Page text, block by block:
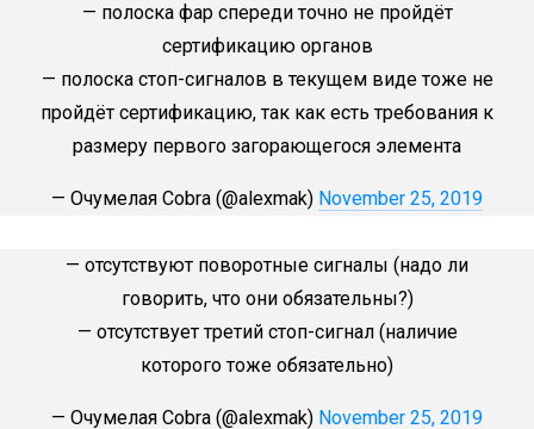
— полоска фар спереди точно не пройдёт
сертификацию органов
— полоска стоп-сигналов в текущем виде тоже не
пройдёт сертификацию, так как есть требования к
размеру первого загорающегося элемента
— Очумелая Cobra (@alexmak) November 25, 2019
— отсутствуют поворотные сигналы (надо ли
говорить, что они обязательны?)
— отсутствует третий стоп-сигнал (наличие
которого тоже обязательно)
— Очумелая Cobra (@alexmak) November 25, 2019